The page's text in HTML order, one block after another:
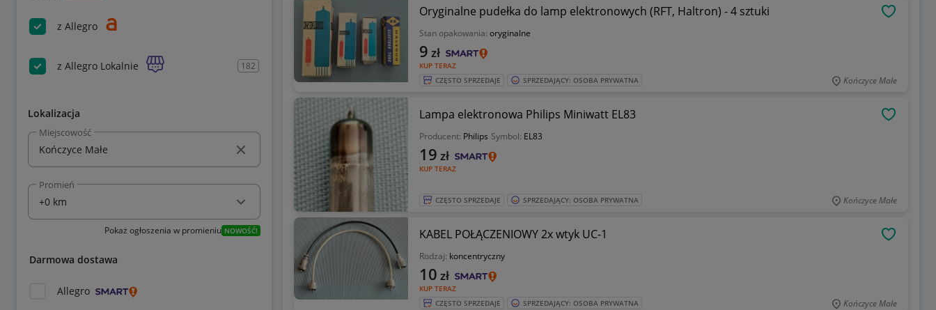
z Allegro
z Allegro Lokalnie 182
Lokalizacja
Miejscowość
Promień
Pokaż ogłoszenia w promieniu NOWOŚĆ!
Darmowa dostawa
Allegro
Oryginalne pudełka do lamp elektronowych (RFT, Haltron) - 4 sztuki
Stan opakowania: oryginalne
KUP TERAZ
9 zł
CZĘSTO SPRZEDAJE SPRZEDAJĄCY: OSOBA PRYWATNA Kończyce Małe
Lampa elektronowa Philips Miniwatt EL83
Producent: Philips Symbol: EL83
KUP TERAZ
19 zł
CZĘSTO SPRZEDAJE SPRZEDAJĄCY: OSOBA PRYWATNA Kończyce Małe
KABEL POŁĄCZENIOWY 2x wtyk UC-1
Rodzaj: koncentryczny
KUP TERAZ
10 zł
CZĘSTO SPRZEDAJE SPRZEDAJĄCY: OSOBA PRYWATNA Kończyce Małe